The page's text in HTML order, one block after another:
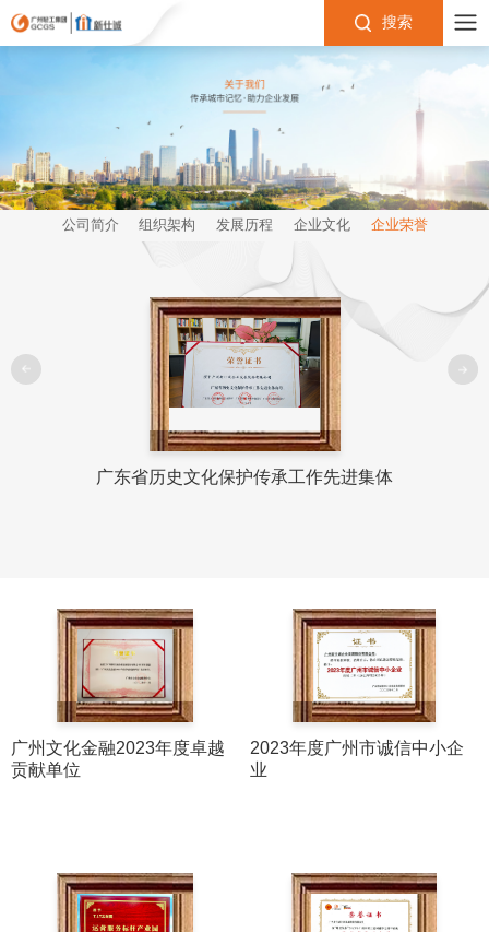
搜索
公司简介 组织架构 发展历程 企业文化 企业荣誉
广东省历史文化保护传承工作先进集体
广州文化金融2023年度卓越
贡献单位
2023年度广州市诚信中小企
业